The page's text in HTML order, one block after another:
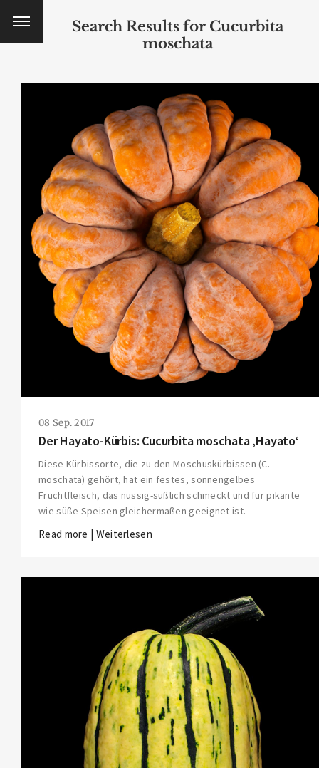
Search Results for Cucurbita
moschata
08 Sep. 2017
Der Hayato-Kürbis: Cucurbita moschata ‚Hayato‘
Diese Kürbissorte, die zu den Moschuskürbissen (C.
moschata) gehört, hat ein festes, sonnengelbes
Fruchtfleisch, das nussig-süßlich schmeckt und für pikante
wie süße Speisen gleichermaßen geeignet ist.
Read more | Weiterlesen